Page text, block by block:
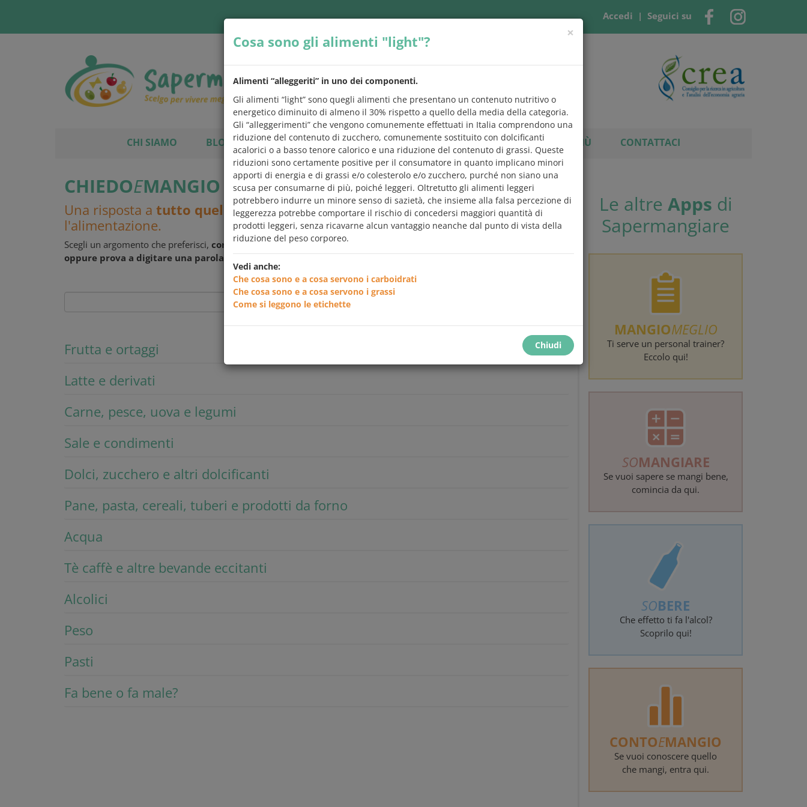
Accedi | Seguici su
CHI SIAMO BLOG LINEE GUIDA APPS SERIE VIDEO PER SAPERNE DI PIÙ CONTATTACI
CHIEDOEMANGIO
Una risposta a tutto quello che avrestisemprevoluto chiederesugli alimenti e
l'alimentazione.
Scegli un argomento che preferisci, controlla se tra le domande c'è quella che ti interessa
oppure prova a digitare una parola chiave sul motore di ricerca. Ma se vuoi, puoi anche leggerle tutte.
Frutta e ortaggi
Latte e derivati
Carne, pesce, uova e legumi
Sale e condimenti
Dolci, zucchero e altri dolcificanti
Pane, pasta, cereali, tuberi e prodotti da forno
Acqua
Tè caffè e altre bevande eccitanti
Alcolici
Peso
Pasti
Fa bene o fa male?
Le altre Apps di
Sapermangiare
MANGIOMEGLIO
Ti serve un personal trainer?
Eccolo qui!
SOMANGIARE
Se vuoi sapere se mangi bene,
comincia da qui.
SOBERE
Che effetto ti fa l'alcol?
Scoprilo qui!
CONTOEMANGIO
Se vuoi conoscere quello
che mangi, entra qui.
×
Cosa sono gli alimenti "light"?
Alimenti “alleggeriti” in uno dei componenti.
Gli alimenti “light” sono quegli alimenti che presentano un contenuto nutritivo o
energetico diminuito di almeno il 30% rispetto a quello della media della categoria.
Gli “alleggerimenti” che vengono comunemente effettuati in Italia comprendono una
riduzione del contenuto di zucchero, comunemente sostituito con dolcificanti
acalorici o a basso tenore calorico e una riduzione del contenuto di grassi. Queste
riduzioni sono certamente positive per il consumatore in quanto implicano minori
apporti di energia e di grassi e/o colesterolo e/o zucchero, purché non siano una
scusa per consumarne di più, poiché leggeri. Oltretutto gli alimenti leggeri
potrebbero indurre un minore senso di sazietà, che insieme alla falsa percezione di
leggerezza potrebbe comportare il rischio di concedersi maggiori quantità di
prodotti leggeri, senza ricavarne alcun vantaggio neanche dal punto di vista della
riduzione del peso corporeo.
Vedi anche:
Che cosa sono e a cosa servono i carboidrati
Che cosa sono e a cosa servono i grassi
Come si leggono le etichette
Chiudi